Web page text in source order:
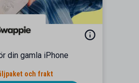
din gamla iPhone
och frakt